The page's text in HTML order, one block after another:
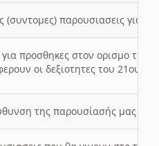
(συντομες) παρουσιασεις για
για προσθηκες στον ορισμο
οι δεξιοτητες του 21ου
της παρουσίασής μας